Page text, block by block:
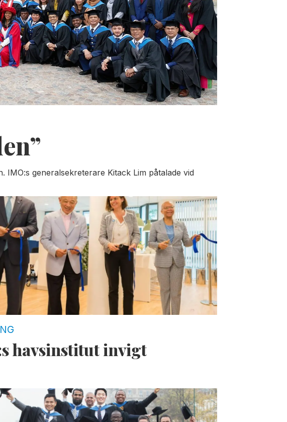
generalsekreterare Kitack Lim påtalade vid
havsinstitut invigt